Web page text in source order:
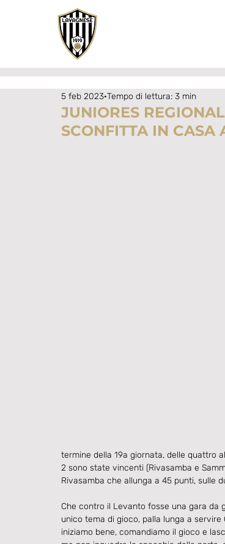
JUNIORES
SCONFITTA IN CASA
5 feb 2023 Tempo di lettura: 3 min
termine della 19a giornata, delle quattro
2 sono state vincenti (Rivasamba e
Rivasamba che allunga a 45 punti, sulle
Che contro il Levanto fosse una gara da
unico tema di gioco, palla lunga a
iniziamo bene, comandiamo il gioco e